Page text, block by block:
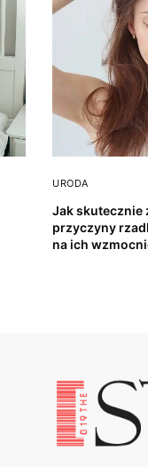
URODA
Jak skutecznie
przyczyny
na ich